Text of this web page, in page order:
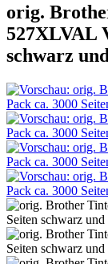
orig.
527XLVAL
schwarz